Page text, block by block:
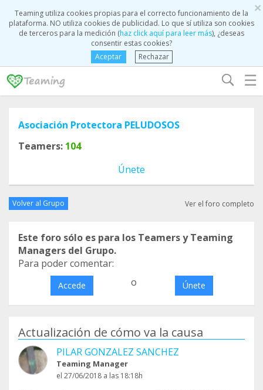
×
Teaming utiliza cookies propias para el correcto funcionamiento de la
plataforma. NO utiliza cookies de publicidad. Lo que sí utiliza son cookies
de terceros para la medición (haz click aquí para leer más), ¿deseas
consentir estas cookies?
Aceptar
Rechazar
☰
Asociación Protectora PELUDOSOS
Teamers: 104
Únete
Volver al Grupo Ver el foro completo
Este foro sólo es para los Teamers y Teaming
Managers del Grupo.
Para poder comentar:
Accede o Únete
Actualización de cómo va la causa
PILAR GONZALEZ SANCHEZ
Teaming Manager
el 27/06/2018 a las 18:18h